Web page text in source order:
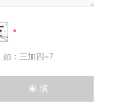
：三加四=7